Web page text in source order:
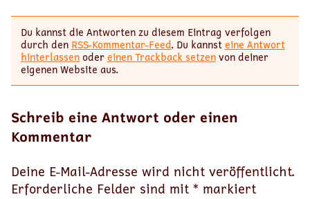
Du kannst die Antworten zu diesem Eintrag verfolgen
durch den RSS-Kommentar-Feed. Du kannsteine Antwort
hinterlassenodereinen Trackback setzenvon deiner
eigenen Website aus.
Schreib eine Antwort oder einen
Kommentar
Deine E-Mail-Adresse wird nicht veröffentlicht.
Erforderliche Felder sind mit * markiert